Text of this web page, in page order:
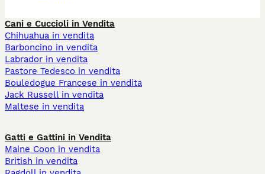
Cani e Cuccioli in Vendita
Chihuahua in vendita
Barboncino in vendita
Labrador in vendita
Pastore Tedesco in vendita
Bouledogue Francese in vendita
Jack Russell in vendita
Maltese in vendita
Gatti e Gattini in Vendita
Maine Coon in vendita
British in vendita